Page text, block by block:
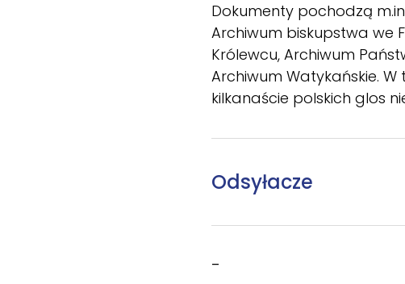
Dokumenty pochodzą
Archiwum biskupstwa we
Królewcu, Archiwum
Archiwum Watykańskie.
kilkanaście polskich glos
Odsyłacze
–